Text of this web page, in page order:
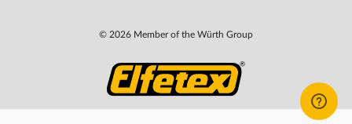
© 2026 Member of the Würth Group